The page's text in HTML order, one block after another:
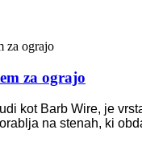
za ograjo
kot Barb Wire, je
na stenah, ki